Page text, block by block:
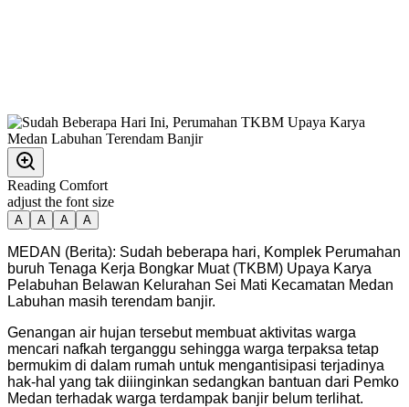
Reading Comfort
adjust the font size
A A A A
MEDAN (Berita): Sudah beberapa hari, Komplek Perumahan
buruh Tenaga Kerja Bongkar Muat (TKBM) Upaya Karya
Pelabuhan Belawan Kelurahan Sei Mati Kecamatan Medan
Labuhan masih terendam banjir.
Genangan air hujan tersebut membuat aktivitas warga
mencari nafkah terganggu sehingga warga terpaksa tetap
bermukim di dalam rumah untuk mengantisipasi terjadinya
hak-hal yang tak diiinginkan sedangkan bantuan dari Pemko
Medan terhadak warga terdampak banjir belum terlihat.